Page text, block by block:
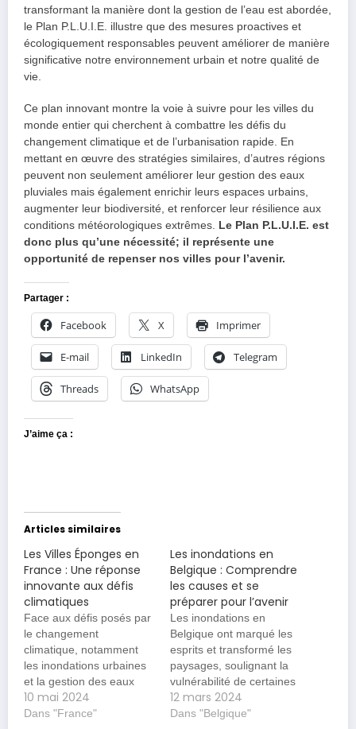
transformant la manière dont la gestion de l’eau est abordée,
le Plan P.L.U.I.E. illustre que des mesures proactives et
écologiquement responsables peuvent améliorer de manière
significative notre environnement urbain et notre qualité de
vie.
Ce plan innovant montre la voie à suivre pour les villes du
monde entier qui cherchent à combattre les défis du
changement climatique et de l’urbanisation rapide. En
mettant en œuvre des stratégies similaires, d’autres régions
peuvent non seulement améliorer leur gestion des eaux
pluviales mais également enrichir leurs espaces urbains,
augmenter leur biodiversité, et renforcer leur résilience aux
conditions météorologiques extrêmes. Le Plan P.L.U.I.E. est
donc plus qu’une nécessité; il représente une
opportunité de repenser nos villes pour l’avenir.
Partager :
Facebook X Imprimer
E-mail LinkedIn Telegram
Threads WhatsApp
J’aime ça :
Articles similaires
Les Villes Éponges en
France : Une réponse
innovante aux défis
climatiques
Face aux défis posés par
le changement
climatique, notamment
les inondations urbaines
et la gestion des eaux
pluviales, la France
s'inspire du concept de
10 mai 2024
Dans "France"
Les inondations en
Belgique : Comprendre
les causes et se
préparer pour l’avenir
Les inondations en
Belgique ont marqué les
esprits et transformé les
paysages, soulignant la
vulnérabilité de certaines
régions face aux caprices
de la nature. Cet article
12 mars 2024
Dans "Belgique"